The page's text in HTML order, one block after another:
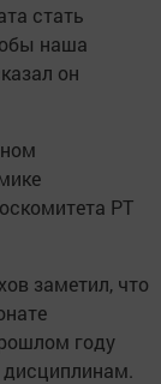
стать
наша
он
РТ
заметил, что
году
дисциплинам.